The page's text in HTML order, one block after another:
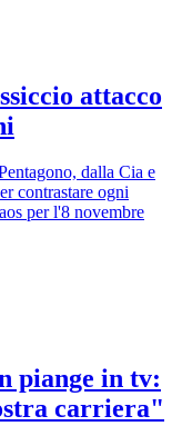
attacco
dalla Cia e
contrastare ogni
per l'8 novembre
piange in tv:
carriera"